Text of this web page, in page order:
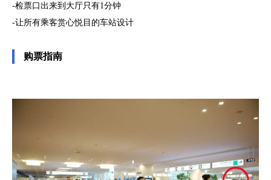
-检票口出来到大厅只有1分钟
-让所有乘客赏心悦目的车站设计
购票指南